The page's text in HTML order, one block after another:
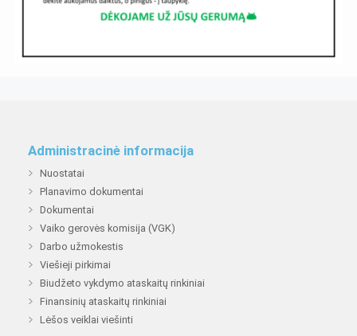
Administracinė informacija
Nuostatai
Planavimo dokumentai
Dokumentai
Vaiko gerovės komisija (VGK)
Darbo užmokestis
Viešieji pirkimai
Biudžeto vykdymo ataskaitų rinkiniai
Finansinių ataskaitų rinkiniai
Lėšos veiklai viešinti